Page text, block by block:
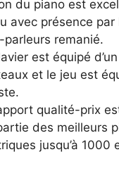
du piano est
avec présence
parleurs remanié.
est équipé
et le jeu est
qualité-prix
des meilleurs
jusqu’à 1000